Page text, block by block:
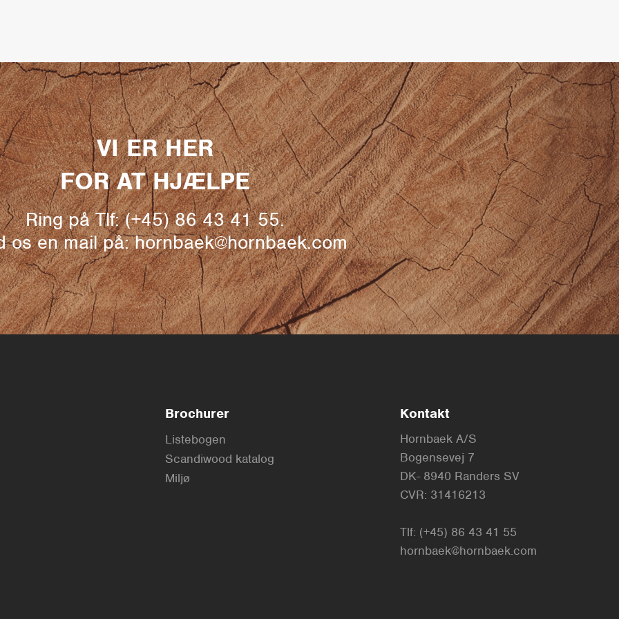
VI ER HER
FOR AT HJÆLPE
Ring på Tlf: (+45) 86 43 41 55.
os en mail på: hornbaek@hornbaek.com
Brochurer
Listebogen
Scandiwood katalog
Miljø
Kontakt
Hornbaek A/S
Bogensevej 7
DK- 8940 Randers SV
CVR: 31416213
Tlf: (+45) 86 43 41 55
hornbaek@hornbaek.com